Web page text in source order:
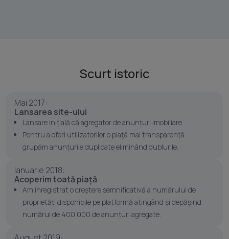
Scurt istoric
Mai 2017:
Lansarea site-ului
Lansare inițială că agregator de anunțuri imobiliare.
Pentru a oferi utilizatorilor o piață mai transparență
grupăm anunțurile duplicate eliminând dublurile.
Ianuarie 2018:
Acoperim toată piață
Am înregistrat o creștere semnificativă a numărului de
proprietăți disponibile pe platformă atingând și depășind
numărul de 400.000 de anunțuri agregate.